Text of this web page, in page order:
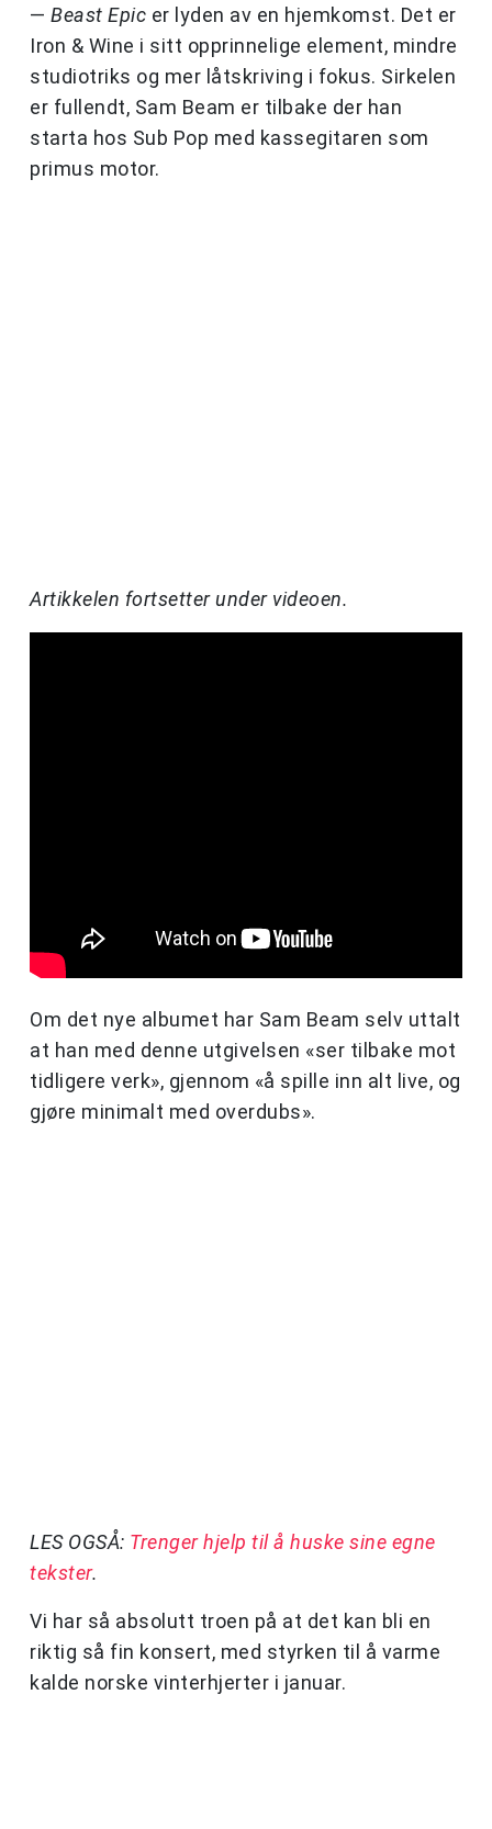
— Beast Epic er lyden av en hjemkomst. Det er
Iron & Wine i sitt opprinnelige element, mindre
studiotriks og mer låtskriving i fokus. Sirkelen
er fullendt, Sam Beam er tilbake der han
starta hos Sub Pop med kassegitaren som
primus motor.
Artikkelen fortsetter under videoen.
Om det nye albumet har Sam Beam selv uttalt
at han med denne utgivelsen «ser tilbake mot
tidligere verk», gjennom «å spille inn alt live, og
gjøre minimalt med overdubs».
LES OGSÅ: Trenger hjelp til å huske sine egne
tekster.
Vi har så absolutt troen på at det kan bli en
riktig så fin konsert, med styrken til å varme
kalde norske vinterhjerter i januar.